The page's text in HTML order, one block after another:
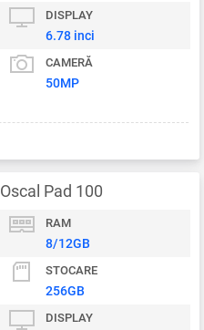
DISPLAY
6.78 inci
CAMERĂ
50MP
Oscal Pad 100
RAM
8/12GB
STOCARE
256GB
DISPLAY